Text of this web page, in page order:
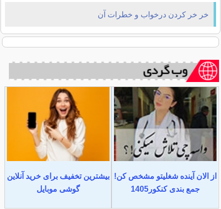
خر خر کردن درخواب و خطرات آن
از الان آینده شغلیتو مشخص کن!
جمع بندی کنکور1405
بیشترین تخفیف برای خرید آنلاین
گوشی موبایل